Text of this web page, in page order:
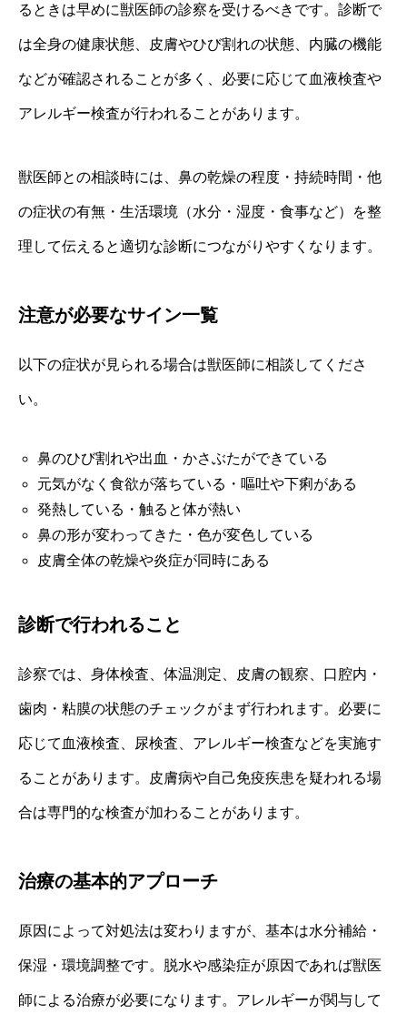
るときは早めに獣医師の診察を受けるべきです。診断で
は全身の健康状態、皮膚やひび割れの状態、内臓の機能
などが確認されることが多く、必要に応じて血液検査や
アレルギー検査が行われることがあります。
獣医師との相談時には、鼻の乾燥の程度・持続時間・他
の症状の有無・生活環境（水分・湿度・食事など）を整
理して伝えると適切な診断につながりやすくなります。
注意が必要なサイン一覧
以下の症状が見られる場合は獣医師に相談してくださ
い。
鼻のひび割れや出血・かさぶたができている
元気がなく食欲が落ちている・嘔吐や下痢がある
発熱している・触ると体が熱い
鼻の形が変わってきた・色が変色している
皮膚全体の乾燥や炎症が同時にある
診断で行われること
診察では、身体検査、体温測定、皮膚の観察、口腔内・
歯肉・粘膜の状態のチェックがまず行われます。必要に
応じて血液検査、尿検査、アレルギー検査などを実施す
ることがあります。皮膚病や自己免疫疾患を疑われる場
合は専門的な検査が加わることがあります。
治療の基本的アプローチ
原因によって対処法は変わりますが、基本は水分補給・
保湿・環境調整です。脱水や感染症が原因であれば獣医
師による治療が必要になります。アレルギーが関与して